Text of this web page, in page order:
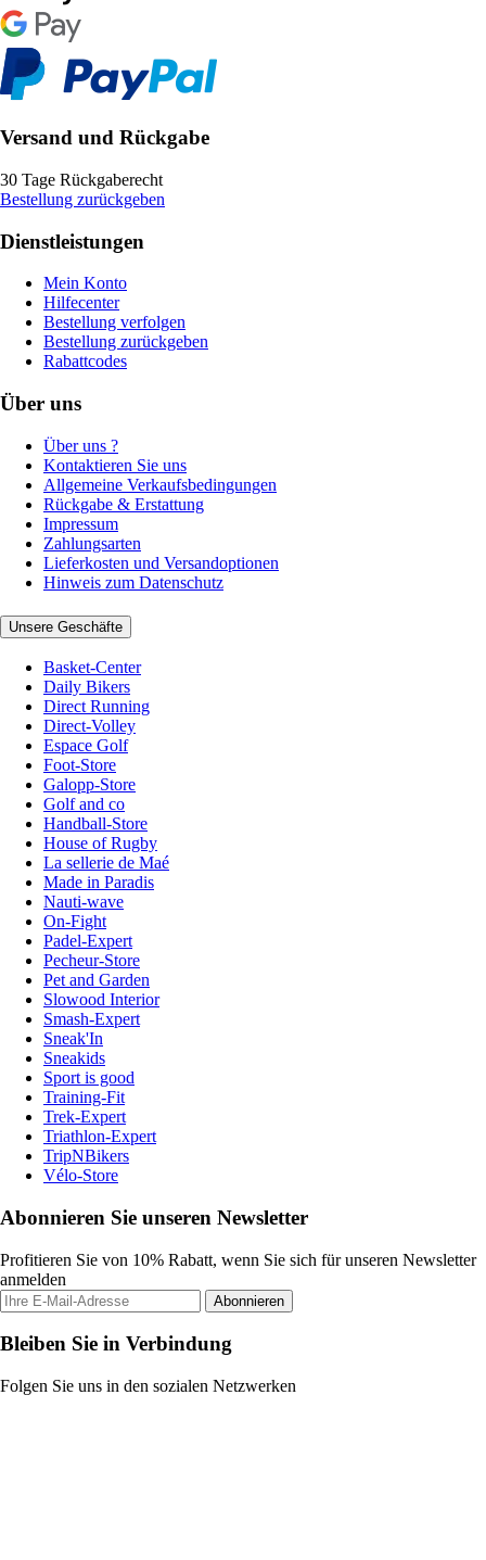
Versand und Rückgabe
30 Tage Rückgaberecht
Bestellung zurückgeben
Dienstleistungen
Mein Konto
Hilfecenter
Bestellung verfolgen
Bestellung zurückgeben
Rabattcodes
Über uns
Über uns ?
Kontaktieren Sie uns
Allgemeine Verkaufsbedingungen
Rückgabe & Erstattung
Impressum
Zahlungsarten
Lieferkosten und Versandoptionen
Hinweis zum Datenschutz
Unsere Geschäfte
Basket-Center
Daily Bikers
Direct Running
Direct-Volley
Espace Golf
Foot-Store
Galopp-Store
Golf and co
Handball-Store
House of Rugby
La sellerie de Maé
Made in Paradis
Nauti-wave
On-Fight
Padel-Expert
Pecheur-Store
Pet and Garden
Slowood Interior
Smash-Expert
Sneak'In
Sneakids
Sport is good
Training-Fit
Trek-Expert
Triathlon-Expert
TripNBikers
Vélo-Store
Abonnieren Sie unseren Newsletter
Profitieren Sie von 10% Rabatt, wenn Sie sich für unseren Newsletter
anmelden
Abonnieren
Bleiben Sie in Verbindung
Folgen Sie uns in den sozialen Netzwerken